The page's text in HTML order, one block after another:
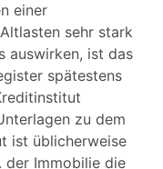
einer
sehr stark
auswirken, ist das
spätestens
zu dem
ist üblicherweise
der Immobilie die